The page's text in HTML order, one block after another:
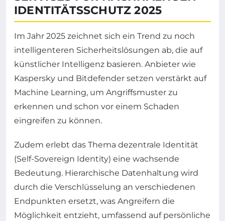
IDENTITÄTSSCHUTZ 2025
Im Jahr 2025 zeichnet sich ein Trend zu noch
intelligenteren Sicherheitslösungen ab, die auf
künstlicher Intelligenz basieren. Anbieter wie
Kaspersky und Bitdefender setzen verstärkt auf
Machine Learning, um Angriffsmuster zu
erkennen und schon vor einem Schaden
eingreifen zu können.
Zudem erlebt das Thema dezentrale Identität
(Self-Sovereign Identity) eine wachsende
Bedeutung. Hierarchische Datenhaltung wird
durch die Verschlüsselung an verschiedenen
Endpunkten ersetzt, was Angreifern die
Möglichkeit entzieht, umfassend auf persönliche